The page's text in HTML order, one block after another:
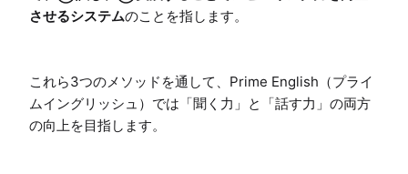
させるシステムのことを指します。
これら3つのメソッドを通して、Prime English（プライ
ムイングリッシュ）では「聞く力」と「話す力」の両方
の向上を目指します。